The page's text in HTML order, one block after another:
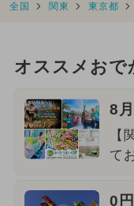
全国 関東 東京都
オススメおで
8
【
て
0